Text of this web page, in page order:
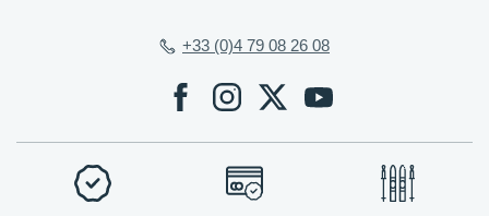
+33 (0)4 79 08 26 08